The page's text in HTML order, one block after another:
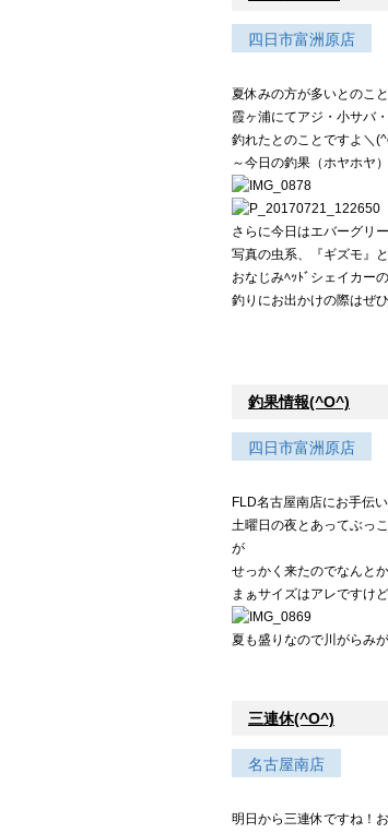
四日市富洲原店
夏休みの方が多いとのこ
霞ヶ浦にてアジ・小サバ
釣れたとのことですよ＼
～今日の釣果（ホヤホヤ
さらに今日はエバーグリ
写真の虫系、『ギズモ』と
おなじみﾍｯﾄﾞシェイカー
釣りにお出かけの際はぜ
釣果情報(^O^)
四日市富洲原店
FLD名古屋南店にお手伝
土曜日の夜とあってぶっ
が
せっかく来たのでなんと
まぁサイズはアレですけ
夏も盛りなので川がらみ
三連休(^O^)
名古屋南店
明日から三連休ですね！